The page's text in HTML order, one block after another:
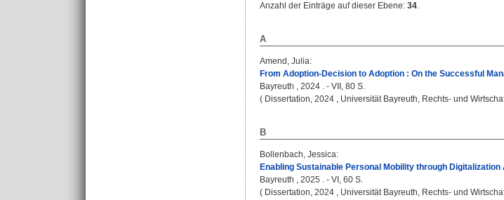
Anzahl der Einträge auf dieser Ebene: 34.
A
Amend, Julia:
From Adoption-Decision to Adoption : On the Successful
Bayreuth , 2024 . - VII, 80 S.
( Dissertation, 2024 , Universität Bayreuth, Rechts- und
B
Bollenbach, Jessica:
Enabling Sustainable Personal Mobility through
Bayreuth , 2025 . - VI, 60 S.
( Dissertation, 2024 , Universität Bayreuth, Rechts- und